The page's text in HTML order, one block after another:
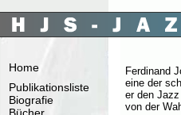
Home
Publikationsliste
Biografie
Ferdinand
eine der
er den
von der